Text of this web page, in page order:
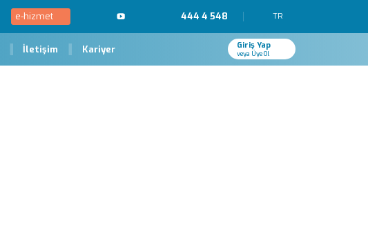
e-hizmet 444 4 548 TR
İletişim Kariyer Giriş Yap
veya Üye Ol